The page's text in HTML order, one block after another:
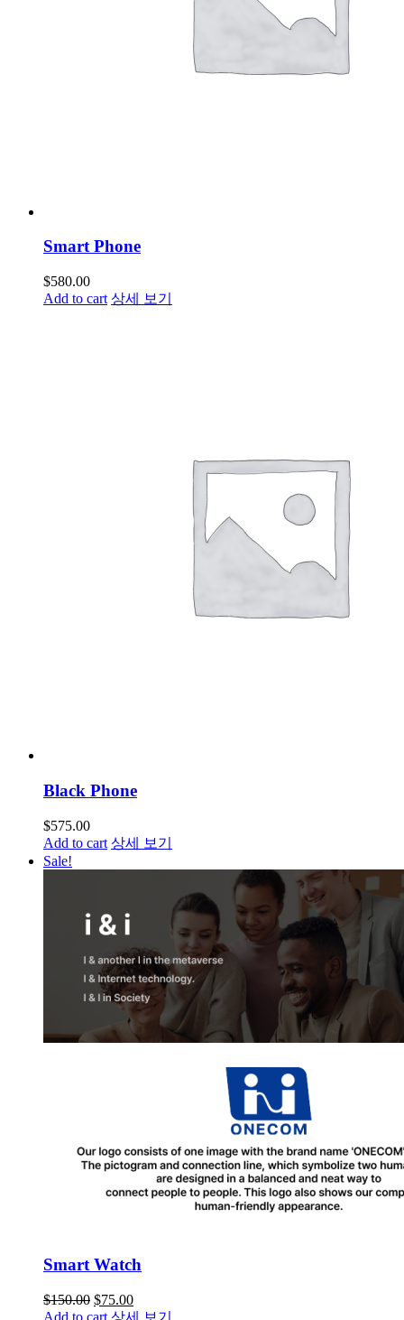
Smart Phone
$580.00
Add to cart 상세 보기
Black Phone
$575.00
Add to cart 상세 보기
Sale!
Smart Watch
$150.00 $75.00
Add to cart 상세 보기